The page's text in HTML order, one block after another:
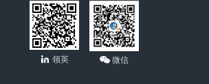
领英 微信